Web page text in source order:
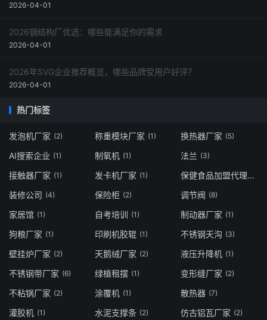
2026-04-01
2026钢结构厂优选：哪些能满足你的需求
2026-04-01
2026年SVG企业推荐概览，哪些品牌受用户好评？
2026-04-01
热门标签
发泡机厂家 (2) 称重模块厂家 (1) 换热器厂家 (5)
AI搜索企业 (1) 制氧机 (1) 法兰 (3)
接触器厂家 (1) 发卡机厂家 (1) 保健食品加盟代理
(2)
装修公司 (4) 保险柜 (2) 调节阀 (8)
家居馆 (1) 自考培训 (1) 制动器厂家 (1)
狗粮厂家 (1) 印刷机胶辊 (1) 不锈钢天沟 (3)
壁挂炉厂家 (2) 天鹅绒厂家 (2) 液压升降机 (1)
不锈钢带厂家 (6) 绿植租摆 (1) 变形缝厂家 (2)
不粘锅厂家 (2) 涂覆机 (1) 散热器 (7)
灌胶机 (1) 水泥支撑条 (2) 仿古铝瓦厂家 (2)